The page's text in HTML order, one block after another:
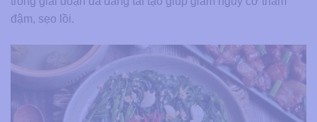
đậm, sẹo lồi.